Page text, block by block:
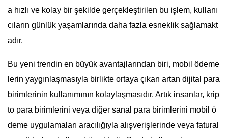
a hızlı ve kolay bir şekilde gerçekleştirilen bu işlem, kullanı
cıların günlük yaşamlarında daha fazla esneklik sağlamakt
adır.
Bu yeni trendin en büyük avantajlarından biri, mobil ödeme
lerin yaygınlaşmasıyla birlikte ortaya çıkan artan dijital para
birimlerinin kullanımının kolaylaşmasıdır. Artık insanlar, krip
to para birimlerini veya diğer sanal para birimlerini mobil ö
deme uygulamaları aracılığıyla alışverişlerinde veya fatural